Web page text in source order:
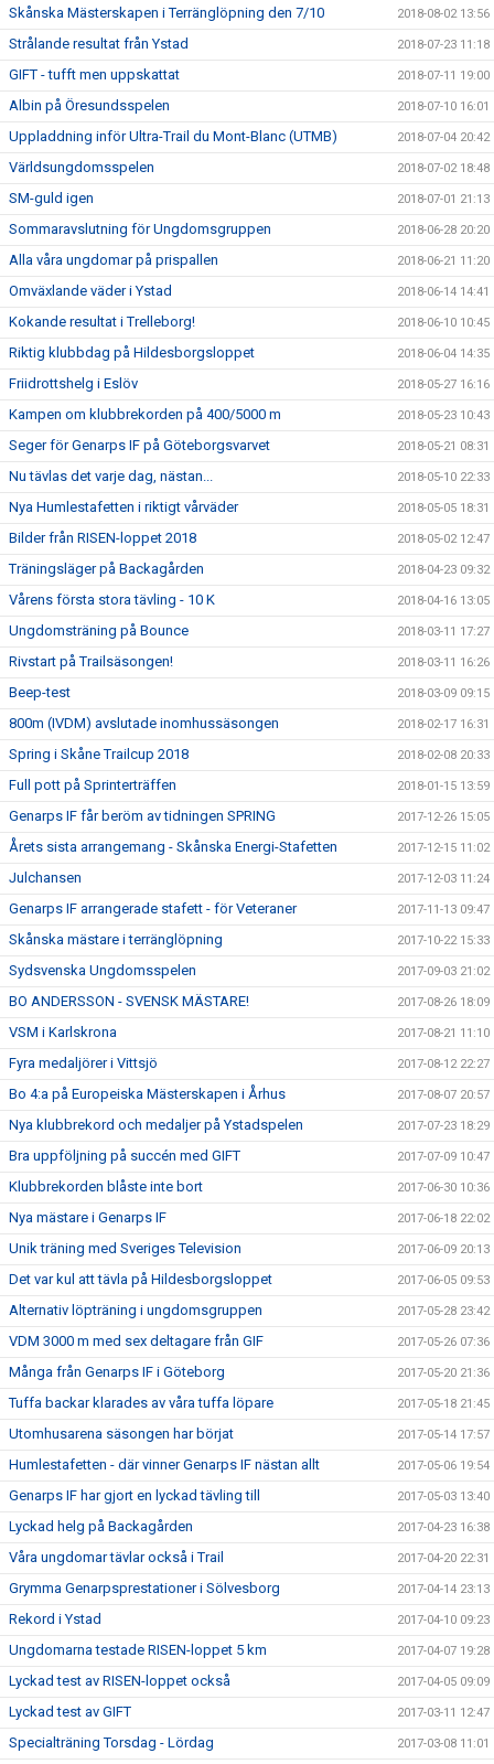
Skånska Mästerskapen i Terränglöpning den 7/10 2018-08-02 13:56
Strålande resultat från Ystad 2018-07-23 11:18
GIFT - tufft men uppskattat 2018-07-11 19:00
Albin på Öresundsspelen 2018-07-10 16:01
Uppladdning inför Ultra-Trail du Mont-Blanc (UTMB) 2018-07-04 20:42
Världsungdomsspelen 2018-07-02 18:48
SM-guld igen 2018-07-01 21:13
Sommaravslutning för Ungdomsgruppen 2018-06-28 20:20
Alla våra ungdomar på prispallen 2018-06-21 11:20
Omväxlande väder i Ystad 2018-06-14 14:41
Kokande resultat i Trelleborg! 2018-06-10 10:45
Riktig klubbdag på Hildesborgsloppet 2018-06-04 14:35
Friidrottshelg i Eslöv 2018-05-27 16:16
Kampen om klubbrekorden på 400/5000 m 2018-05-23 10:43
Seger för Genarps IF på Göteborgsvarvet 2018-05-21 08:31
Nu tävlas det varje dag, nästan... 2018-05-10 22:33
Nya Humlestafetten i riktigt vårväder 2018-05-05 18:31
Bilder från RISEN-loppet 2018 2018-05-02 12:47
Träningsläger på Backagården 2018-04-23 09:32
Vårens första stora tävling - 10 K 2018-04-16 13:05
Ungdomsträning på Bounce 2018-03-11 17:27
Rivstart på Trailsäsongen! 2018-03-11 16:26
Beep-test 2018-03-09 09:15
800m (IVDM) avslutade inomhussäsongen 2018-02-17 16:31
Spring i Skåne Trailcup 2018 2018-02-08 20:33
Full pott på Sprinterträffen 2018-01-15 13:59
Genarps IF får beröm av tidningen SPRING 2017-12-26 15:05
Årets sista arrangemang - Skånska Energi-Stafetten 2017-12-15 11:02
Julchansen 2017-12-03 11:24
Genarps IF arrangerade stafett - för Veteraner 2017-11-13 09:47
Skånska mästare i terränglöpning 2017-10-22 15:33
Sydsvenska Ungdomsspelen 2017-09-03 21:02
BO ANDERSSON - SVENSK MÄSTARE! 2017-08-26 18:09
VSM i Karlskrona 2017-08-21 11:10
Fyra medaljörer i Vittsjö 2017-08-12 22:27
Bo 4:a på Europeiska Mästerskapen i Århus 2017-08-07 20:57
Nya klubbrekord och medaljer på Ystadspelen 2017-07-23 18:29
Bra uppföljning på succén med GIFT 2017-07-09 10:47
Klubbrekorden blåste inte bort 2017-06-30 10:36
Nya mästare i Genarps IF 2017-06-18 22:02
Unik träning med Sveriges Television 2017-06-09 20:13
Det var kul att tävla på Hildesborgsloppet 2017-06-05 09:53
Alternativ löpträning i ungdomsgruppen 2017-05-28 23:42
VDM 3000 m med sex deltagare från GIF 2017-05-26 07:36
Många från Genarps IF i Göteborg 2017-05-20 21:36
Tuffa backar klarades av våra tuffa löpare 2017-05-18 21:45
Utomhusarena säsongen har börjat 2017-05-14 17:57
Humlestafetten - där vinner Genarps IF nästan allt 2017-05-06 19:54
Genarps IF har gjort en lyckad tävling till 2017-05-03 13:40
Lyckad helg på Backagården 2017-04-23 16:38
Våra ungdomar tävlar också i Trail 2017-04-20 22:31
Grymma Genarpsprestationer i Sölvesborg 2017-04-14 23:13
Rekord i Ystad 2017-04-10 09:23
Ungdomarna testade RISEN-loppet 5 km 2017-04-07 19:28
Lyckad test av RISEN-loppet också 2017-04-05 09:09
Lyckad test av GIFT 2017-03-11 12:47
Specialträning Torsdag - Lördag 2017-03-08 11:01